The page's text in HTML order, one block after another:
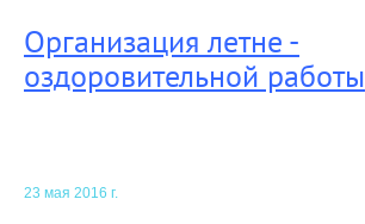
Организация летне -
оздоровительной работы
23 мая 2016 г.